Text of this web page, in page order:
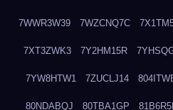
7WWR3W39 7WZCNQ7C
7XT3ZWK3 7Y2HM15R
7YW8HTW1 7ZUCLJ14
80NDABQJ 80TBA1GP